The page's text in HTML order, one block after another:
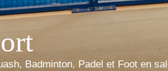
Badminton, Padel et Foot en